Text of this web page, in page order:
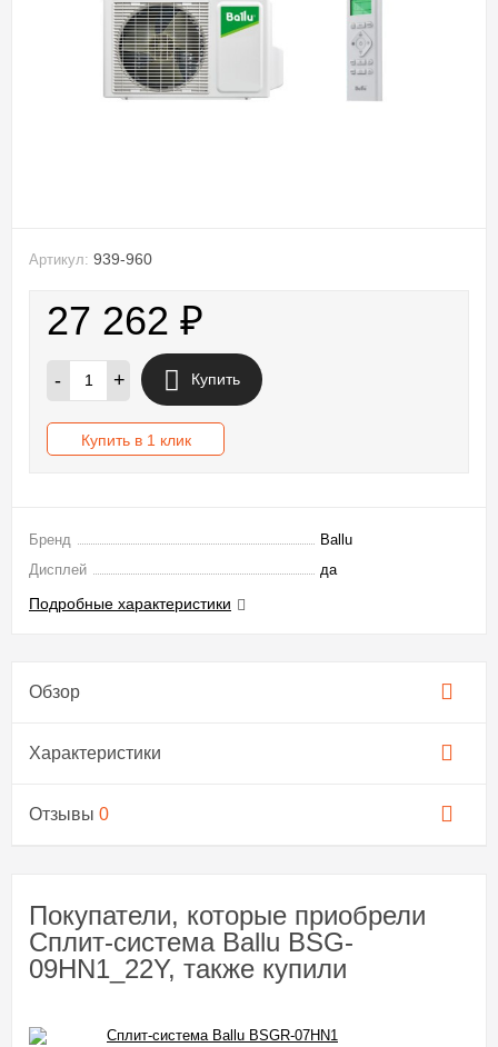
Артикул: 939-960
27 262 ₽
- + Купить
Купить в 1 клик
Бренд
Ballu
Дисплей
да
Подробные характеристики
Обзор
Характеристики
Отзывы 0
Покупатели, которые приобрели
Сплит-система Ballu BSG-
09HN1_22Y, также купили
Сплит-система Ballu BSGR-07HN1